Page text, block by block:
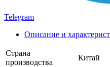
Telegram
Описание и
Страна
производства
Китай